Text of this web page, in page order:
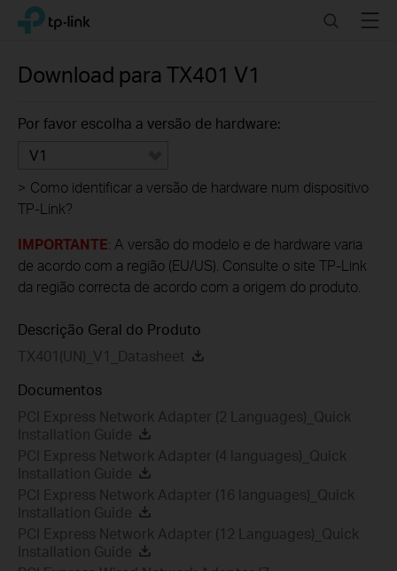
Click
navigation
TP-Link, Reliably Smart SearchMenu
Download para TX401 V1
Por favor escolha a versão de hardware:
V1
> Como identificar a versão de hardware num dispositivo
TP-Link?
IMPORTANTE: A versão do modelo e de hardware varia
de acordo com a região (EU/US). Consulte o site TP-Link
da região correcta de acordo com a origem do produto.
Descrição Geral do Produto
TX401(UN)_V1_Datasheet
Documentos
PCI Express Network Adapter (2 Languages)_Quick
Installation Guide
PCI Express Network Adapter (4 languages)_Quick
Installation Guide
PCI Express Network Adapter (16 languages)_Quick
Installation Guide
PCI Express Network Adapter (12 Languages)_Quick
Installation Guide